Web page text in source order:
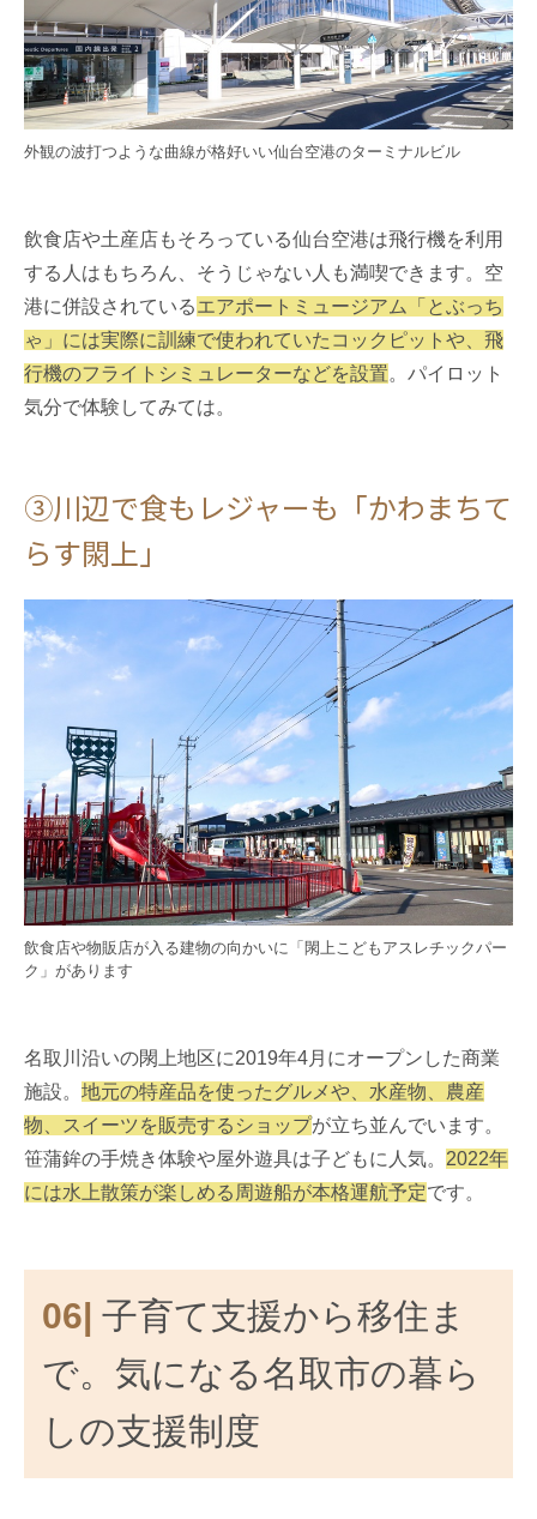
外観の波打つような曲線が格好いい仙台空港のターミナルビル
飲食店や土産店もそろっている仙台空港は飛行機を利用
する人はもちろん、そうじゃない人も満喫できます。空
港に併設されているエアポートミュージアム「とぶっち
ゃ」には実際に訓練で使われていたコックピットや、飛
行機のフライトシミュレーターなどを設置。パイロット
気分で体験してみては。
③川辺で食もレジャーも「かわまちて
らす閖上」
飲食店や物販店が入る建物の向かいに「閖上こどもアスレチックパー
ク」があります
名取川沿いの閖上地区に2019年4月にオープンした商業
施設。 地元の特産品を使ったグルメや、水産物、農産
物、スイーツを販売するショップが立ち並んでいます。
笹蒲鉾の手焼き体験や屋外遊具は子どもに人気。 2022年
には水上散策が楽しめる周遊船が本格運航予定です。
06| 子育て支援から移住ま
で。気になる名取市の暮ら
しの支援制度